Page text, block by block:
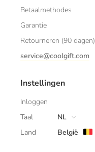
Betaalmethodes
Garantie
Retourneren (90 dagen)
service@coolgift.com
Instellingen
Inloggen
Taal
NL
Land
België